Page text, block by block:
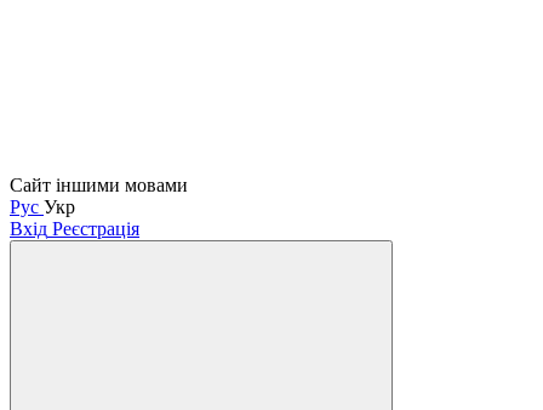
Сайт іншими мовами
Рус Укр
Вхід Реєстрація